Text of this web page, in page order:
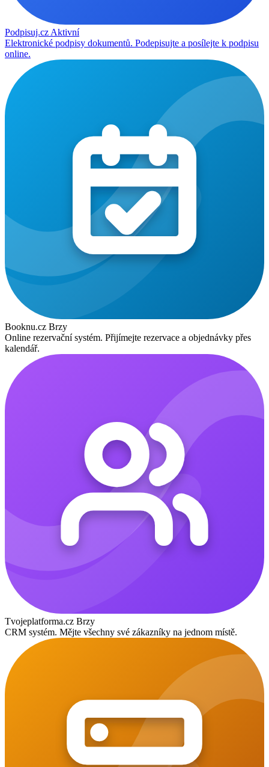
Podpisuj.cz Aktivní
Elektronické podpisy dokumentů. Podepisujte a posílejte k podpisu
online.
Booknu.cz Brzy
Online rezervační systém. Přijímejte rezervace a objednávky přes
kalendář.
Tvojeplatforma.cz Brzy
CRM systém. Mějte všechny své zákazníky na jednom místě.